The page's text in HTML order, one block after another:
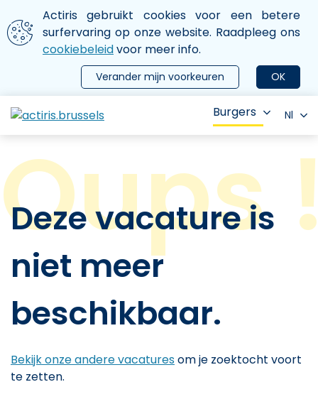
Aller au contenu principal
We gebruiken cookies
Actiris gebruikt cookies voor een betere
surfervaring op onze website. Raadpleeg ons
cookiebeleidvoor meer info.
OK
Verander mijn voorkeuren
le menu
Burgers Nl
Deze vacature is
niet meer
beschikbaar.
Bekijk onze andere vacaturesom je zoektocht voort
te zetten.